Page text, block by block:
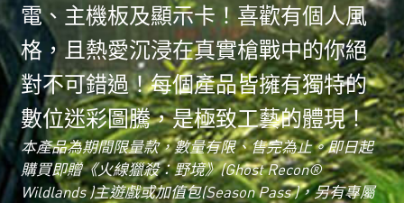
電、主機板及顯示卡！喜歡有個人風
格，且熱愛沉浸在真實槍戰中的你絕
對不可錯過！每個產品皆擁有獨特的
數位迷彩圖騰，是極致工藝的體現！
本產品為期間限量款，數量有限、售完為止。即日起
購買即贈《火線獵殺：野境》(Ghost Recon®
Wildlands )主遊戲或加值包(Season Pass )，另有專屬